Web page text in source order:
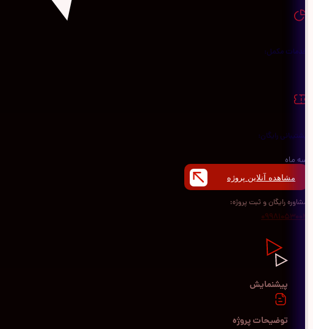
خدمات مکمل:
پشتیبانی رایگان:
سه ماه
مشاهده آنلاین پروژه
مشاوره رایگان و ثبت پروژه:
09981053004
پیشنمایش
توضیحات پروژه